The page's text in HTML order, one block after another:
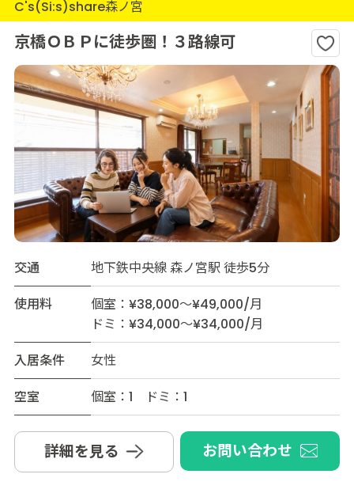
C's(Si:s)share森ノ宮
京橋ＯＢＰに徒歩圏！３路線可
交通
地下鉄中央線 森ノ宮駅 徒歩5分
使用料
個室：¥38,000～¥49,000/月
ドミ：¥34,000～¥34,000/月
入居条件
女性
空室
個室：1 ドミ：1
詳細を見る お問い合わせ